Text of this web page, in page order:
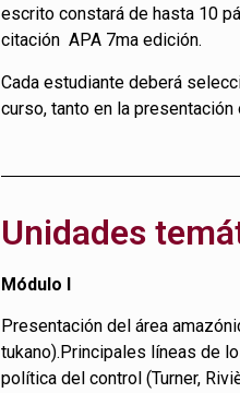
escrito constará de hasta 10
citación APA 7ma edición.
Cada estudiante deberá
curso, tanto en la
Unidades
Módulo I
Presentación del área
tukano).Principales líneas de
política del control (Turner,